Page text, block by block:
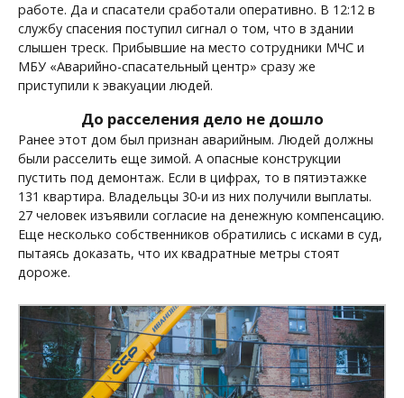
работе. Да и спасатели сработали оперативно. В 12:12 в
службу спасения поступил сигнал о том, что в здании
слышен треск. Прибывшие на место сотрудники МЧС и
МБУ «Аварийно-спасательный центр» сразу же
приступили к эвакуации людей.
До расселения дело не дошло
Ранее этот дом был признан аварийным. Людей должны
были расселить еще зимой. А опасные конструкции
пустить под демонтаж. Если в цифрах, то в пятиэтажке
131 квартира. Владельцы 30-и из них получили выплаты.
27 человек изъявили согласие на денежную компенсацию.
Еще несколько собственников обратились с исками в суд,
пытаясь доказать, что их квадратные метры стоят
дороже.